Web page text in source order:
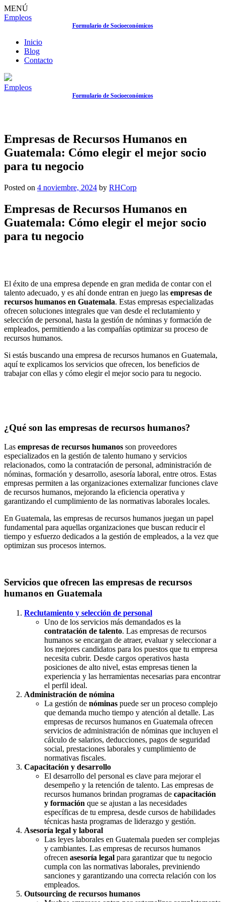
MENÚ
Empleos
Formulario de Socioeconómicos
Inicio
Blog
Contacto
Empleos
Formulario de Socioeconómicos
Empresas de Recursos Humanos en
Guatemala: Cómo elegir el mejor socio
para tu negocio
Posted on 4 noviembre, 2024 by RHCorp
Empresas de Recursos Humanos en
Guatemala: Cómo elegir el mejor socio
para tu negocio
El éxito de una empresa depende en gran medida de contar con el
talento adecuado, y es ahí donde entran en juego las empresas de
recursos humanos en Guatemala. Estas empresas especializadas
ofrecen soluciones integrales que van desde el reclutamiento y
selección de personal, hasta la gestión de nóminas y formación de
empleados, permitiendo a las compañías optimizar su proceso de
recursos humanos.
Si estás buscando una empresa de recursos humanos en Guatemala,
aquí te explicamos los servicios que ofrecen, los beneficios de
trabajar con ellas y cómo elegir el mejor socio para tu negocio.
¿Qué son las empresas de recursos humanos?
Las empresas de recursos humanos son proveedores
especializados en la gestión de talento humano y servicios
relacionados, como la contratación de personal, administración de
nóminas, formación y desarrollo, asesoría laboral, entre otros. Estas
empresas permiten a las organizaciones externalizar funciones clave
de recursos humanos, mejorando la eficiencia operativa y
garantizando el cumplimiento de las normativas laborales locales.
En Guatemala, las empresas de recursos humanos juegan un papel
fundamental para aquellas organizaciones que buscan reducir el
tiempo y esfuerzo dedicados a la gestión de empleados, a la vez que
optimizan sus procesos internos.
Servicios que ofrecen las empresas de recursos
humanos en Guatemala
Reclutamiento y selección de personal
Uno de los servicios más demandados es la
contratación de talento. Las empresas de recursos
humanos se encargan de atraer, evaluar y seleccionar a
los mejores candidatos para los puestos que tu empresa
necesita cubrir. Desde cargos operativos hasta
posiciones de alto nivel, estas empresas tienen la
experiencia y las herramientas necesarias para encontrar
el perfil ideal.
Administración de nómina
La gestión de nóminas puede ser un proceso complejo
que demanda mucho tiempo y atención al detalle. Las
empresas de recursos humanos en Guatemala ofrecen
servicios de administración de nóminas que incluyen el
cálculo de salarios, deducciones, pagos de seguridad
social, prestaciones laborales y cumplimiento de
normativas fiscales.
Capacitación y desarrollo
El desarrollo del personal es clave para mejorar el
desempeño y la retención de talento. Las empresas de
recursos humanos brindan programas de capacitación
y formación que se ajustan a las necesidades
específicas de tu empresa, desde cursos de habilidades
técnicas hasta programas de liderazgo y gestión.
Asesoría legal y laboral
Las leyes laborales en Guatemala pueden ser complejas
y cambiantes. Las empresas de recursos humanos
ofrecen asesoría legal para garantizar que tu negocio
cumpla con las normativas laborales, previniendo
sanciones y garantizando una correcta relación con los
empleados.
Outsourcing de recursos humanos